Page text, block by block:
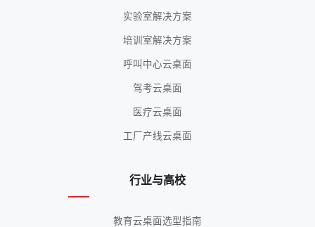
实验室解决方案
培训室解决方案
呼叫中心云桌面
驾考云桌面
医疗云桌面
工厂产线云桌面
行业与高校
教育云桌面选型指南